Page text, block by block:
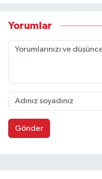
Yorumlar
Gönder